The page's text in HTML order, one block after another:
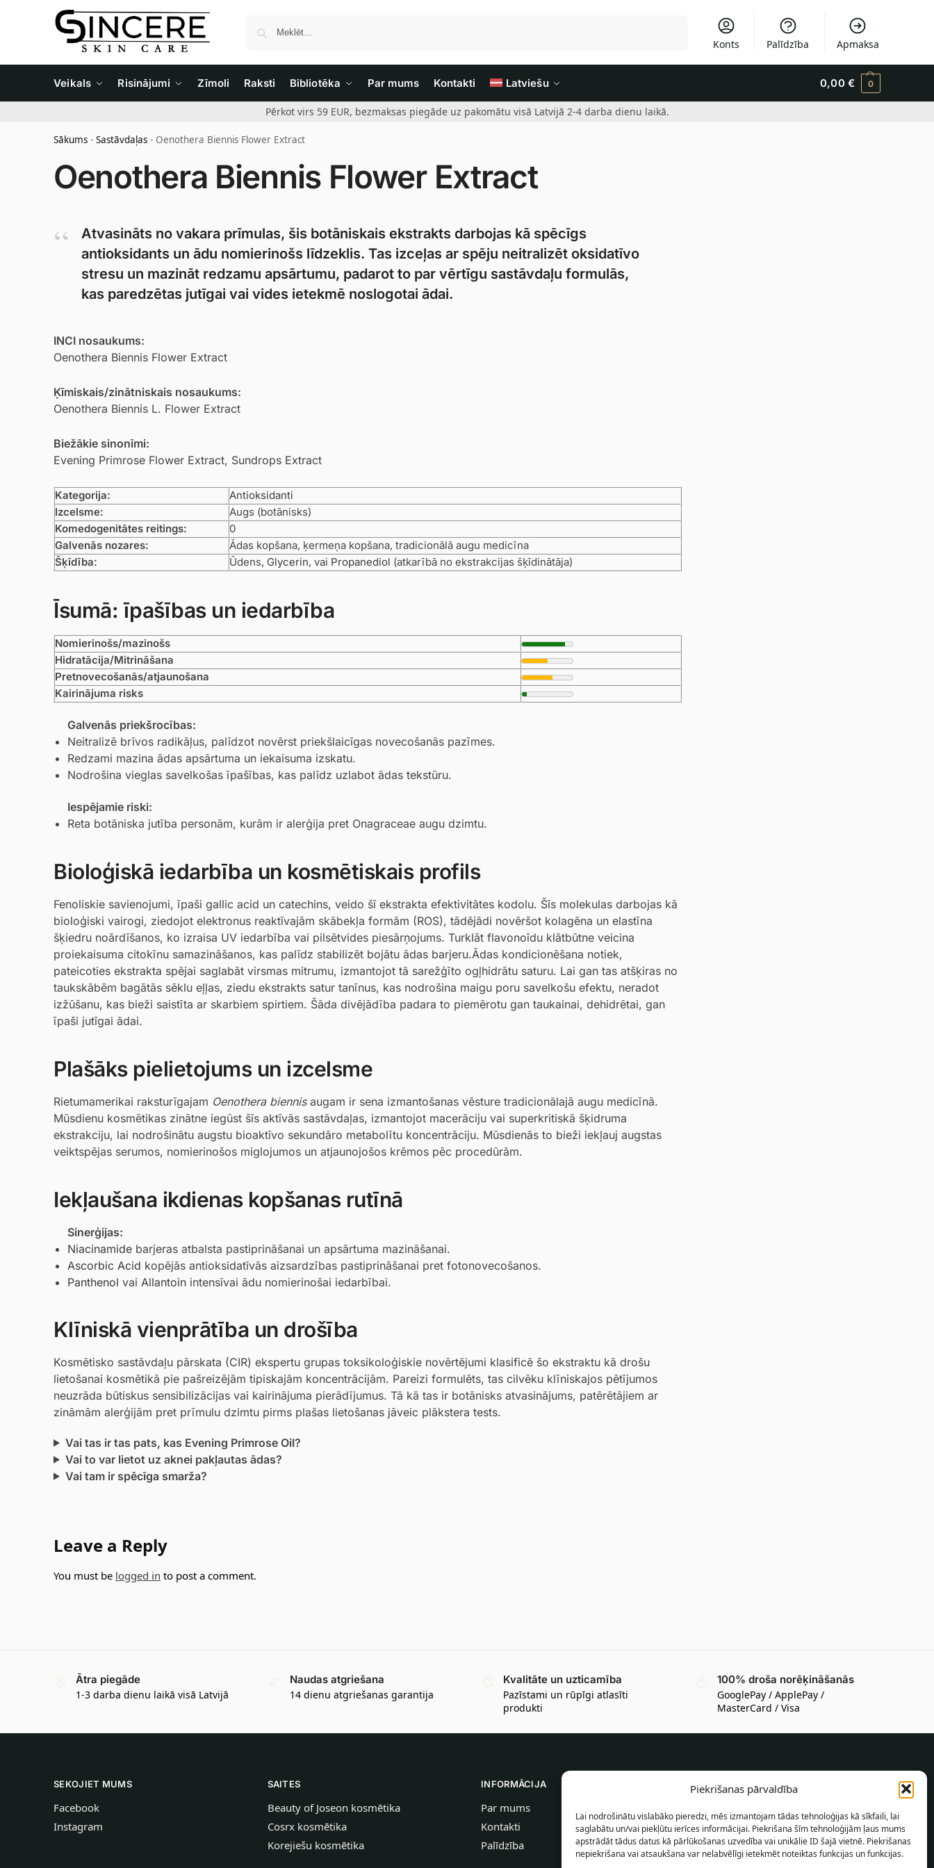
Piekrišanas pārvaldība
Lai nodrošinātu vislabāko pieredzi, mēs izmantojam tādas tehnoloģijas kā sīkfaili, lai
saglabātu un/vai piekļūtu ierīces informācijai. Piekrišana šīm tehnoloģijām ļaus mums
apstrādāt tādus datus kā pārlūkošanas uzvedība vai unikālie ID šajā vietnē. Piekrišanas
nepiekrišana vai atsaukšana var nelabvēlīgi ietekmēt noteiktas funkcijas un funkcijas.
Konts Palīdzība Apmaksa
Veikals Risinājumi Zīmoli Raksti Bibliotēka Par mums Kontakti Latviešu 0,00 € 0
Pērkot virs 59 EUR, bezmaksas piegāde uz pakomātu visā Latvijā 2-4 darba dienu laikā.
Sākums - Sastāvdaļas - Oenothera Biennis Flower Extract
Oenothera Biennis Flower Extract
Atvasināts no vakara prīmulas, šis botāniskais ekstrakts darbojas kā spēcīgs
antioksidants un ādu nomierinošs līdzeklis. Tas izceļas ar spēju neitralizēt oksidatīvo
stresu un mazināt redzamu apsārtumu, padarot to par vērtīgu sastāvdaļu formulās,
kas paredzētas jutīgai vai vides ietekmē noslogotai ādai.
INCI nosaukums:
Oenothera Biennis Flower Extract
Ķīmiskais/zinātniskais nosaukums:
Oenothera Biennis L. Flower Extract
Biežākie sinonīmi:
Evening Primrose Flower Extract, Sundrops Extract
Kategorija:
Antioksidanti
Izcelsme:
Augs (botānisks)
Komedogenitātes reitings:
0
Galvenās nozares:
Ādas kopšana, ķermeņa kopšana, tradicionālā augu medicīna
Šķīdība:
Ūdens, Glycerin, vai Propanediol (atkarībā no ekstrakcijas šķīdinātāja)
Īsumā: īpašības un iedarbība
Nomierinošs/mazinošs
Hidratācija/Mitrināšana
Pretnovecošanās/atjaunošana
Kairinājuma risks
Galvenās priekšrocības:
Neitralizē brīvos radikāļus, palīdzot novērst priekšlaicīgas novecošanās pazīmes.
Redzami mazina ādas apsārtuma un iekaisuma izskatu.
Nodrošina vieglas savelkošas īpašības, kas palīdz uzlabot ādas tekstūru.
Iespējamie riski:
Reta botāniska jutība personām, kurām ir alerģija pret Onagraceae augu dzimtu.
Bioloģiskā iedarbība un kosmētiskais profils
Fenoliskie savienojumi, īpaši gallic acid un catechins, veido šī ekstrakta efektivitātes kodolu. Šīs molekulas darbojas kā
bioloģiski vairogi, ziedojot elektronus reaktīvajām skābekļa formām (ROS), tādējādi novēršot kolagēna un elastīna
šķiedru noārdīšanos, ko izraisa UV iedarbība vai pilsētvides piesārņojums. Turklāt flavonoīdu klātbūtne veicina
proiekaisuma citokīnu samazināšanos, kas palīdz stabilizēt bojātu ādas barjeru.Ādas kondicionēšana notiek,
pateicoties ekstrakta spējai saglabāt virsmas mitrumu, izmantojot tā sarežģīto ogļhidrātu saturu. Lai gan tas atšķiras no
taukskābēm bagātās sēklu eļļas, ziedu ekstrakts satur tanīnus, kas nodrošina maigu poru savelkošu efektu, neradot
izžūšanu, kas bieži saistīta ar skarbiem spirtiem. Šāda divējādība padara to piemērotu gan taukainai, dehidrētai, gan
īpaši jutīgai ādai.
Plašāks pielietojums un izcelsme
Rietumamerikai raksturīgajam Oenothera biennisaugam ir sena izmantošanas vēsture tradicionālajā augu medicīnā.
Mūsdienu kosmētikas zinātne iegūst šīs aktīvās sastāvdaļas, izmantojot macerāciju vai superkritiskā šķidruma
ekstrakciju, lai nodrošinātu augstu bioaktīvo sekundāro metabolītu koncentrāciju. Mūsdienās to bieži iekļauj augstas
veiktspējas serumos, nomierinošos miglojumos un atjaunojošos krēmos pēc procedūrām.
Iekļaušana ikdienas kopšanas rutīnā
Sinerģijas:
Niacinamide barjeras atbalsta pastiprināšanai un apsārtuma mazināšanai.
Ascorbic Acid kopējās antioksidatīvās aizsardzības pastiprināšanai pret fotonovecošanos.
Panthenol vai Allantoin intensīvai ādu nomierinošai iedarbībai.
Klīniskā vienprātība un drošība
Kosmētisko sastāvdaļu pārskata (CIR) ekspertu grupas toksikoloģiskie novērtējumi klasificē šo ekstraktu kā drošu
lietošanai kosmētikā pie pašreizējām tipiskajām koncentrācijām. Pareizi formulēts, tas cilvēku klīniskajos pētījumos
neuzrāda būtiskus sensibilizācijas vai kairinājuma pierādījumus. Tā kā tas ir botānisks atvasinājums, patērētājiem ar
zināmām alerģijām pret prīmulu dzimtu pirms plašas lietošanas jāveic plākstera tests.
Vai tas ir tas pats, kas Evening Primrose Oil?
Vai to var lietot uz aknei pakļautas ādas?
Vai tam ir spēcīga smarža?
Leave a Reply
You must be logged in to post a comment.
Ātra piegāde
1-3 darba dienu laikā visā Latvijā
Naudas atgriešana
14 dienu atgriešanas garantija
Kvalitāte un uzticamība
Pazīstami un rūpīgi atlasīti
produkti
100% droša norēķināšanās
GooglePay / ApplePay /
MasterCard / Visa
SEKOJIET MUMS
Facebook
Instagram
SAITES
Beauty of Joseon kosmētika
Cosrx kosmētika
Korejiešu kosmētika
INFORMĀCIJA
Par mums
Kontakti
Palīdzība
INFORMĀCIJA PIRCĒJAM
Noteikumi un nosacījumi
Konfidencialitātes politika
Vietnes karte